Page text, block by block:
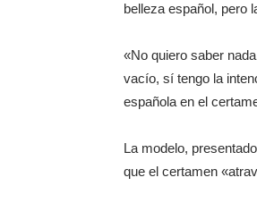
belleza español, pero
«No quiero saber
vacío, sí tengo la
española en el
La modelo,
que el certamen